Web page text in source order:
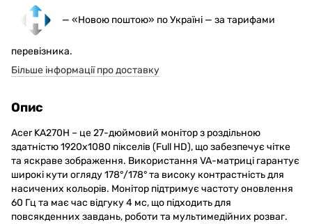
— «Новою поштою» по Україні — за тарифами
перевізника.
Більше інформації про доставку
Опис
Acer KA270H – це 27-дюймовий монітор з роздільною
здатністю 1920x1080 пікселів (Full HD), що забезпечує чітке
та яскраве зображення. Використання VA-матриці гарантує
широкі кути огляду 178°/178° та високу контрастність для
насичених кольорів. Монітор підтримує частоту оновлення
60 Гц та має час відгуку 4 мс, що підходить для
повсякденних завдань, роботи та мультимедійних розваг.